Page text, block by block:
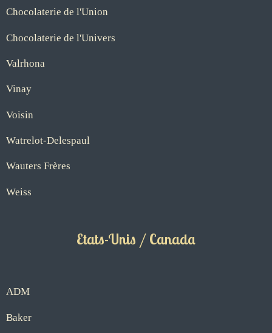
Chocolaterie de l'Union
Chocolaterie de l'Univers
Valrhona
Vinay
Voisin
Watrelot-Delespaul
Wauters Frères
Weiss
Etats-Unis / Canada
ADM
Baker